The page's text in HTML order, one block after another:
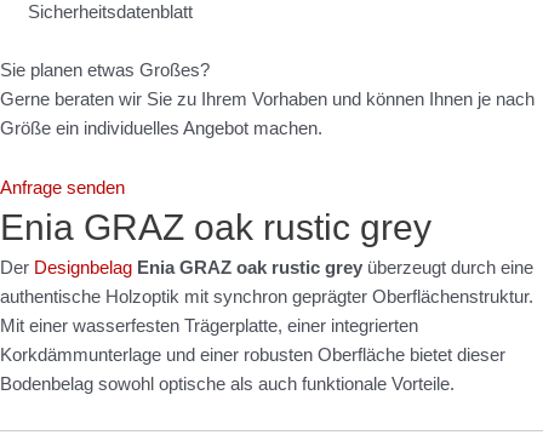
Sicherheitsdatenblatt
Sie planen etwas Großes?
Gerne beraten wir Sie zu Ihrem Vorhaben und können Ihnen je nach
Größe ein individuelles Angebot machen.
Anfrage senden
Enia GRAZ oak rustic grey
Der Designbelag Enia GRAZ oak rustic grey überzeugt durch eine
authentische Holzoptik mit synchron geprägter Oberflächenstruktur.
Mit einer wasserfesten Trägerplatte, einer integrierten
Korkdämmunterlage und einer robusten Oberfläche bietet dieser
Bodenbelag sowohl optische als auch funktionale Vorteile.